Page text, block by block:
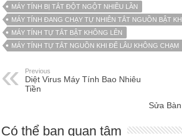
MÁY TÍNH BỊ TẮT ĐỘT NGỘT NHIỀU LẦN
MÁY TÍNH ĐANG CHẠY TỰ NHIÊN TẮT NGUỒN BẬT
MÁY TÍNH TỰ TẮT BẬT KHÔNG LÊN
MÁY TÍNH TỰ TẮT NGUỒN KHI ĐỂ LÂU KHÔNG CHẠM
Previous
Diệt Virus Máy Tính Bao Nhiêu
Tiền
Sửa
Có thể bạn quan tâm